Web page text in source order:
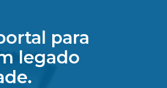
para
legado